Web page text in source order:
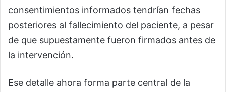
consentimientos informados tendrían fechas
posteriores al fallecimiento del paciente, a pesar
de que supuestamente fueron firmados antes de
la intervención.
Ese detalle ahora forma parte central de la